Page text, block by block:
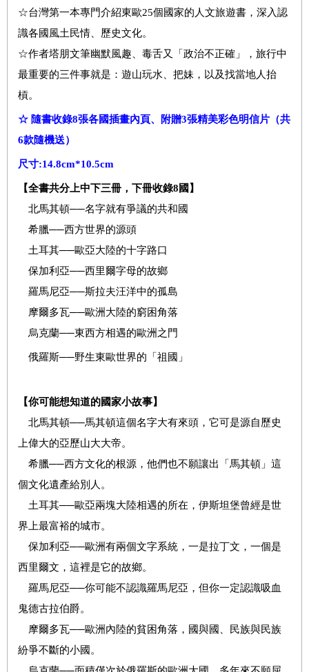
☆台灣第一本專門介紹東歐25個國家的人文旅遊書，深入認
識各國風土民情、歷史文化。
☆作者塔朋文筆幽默風趣、毒舌又「政治不正確」，旅行中
最重要的三件事就是：遊山玩水、把妹，以及找當地人抬
槓。
☆ 隨書收錄8張各國插畫內頁、附贈3張精美彩色明信片（共
6款隨機送）
尺寸:14.8cm*10.5cm
【全書共分上中下三冊，下冊收錄8國 】
北馬其頓──名字就有爭議的共和國
希臘──西方世界的源頭
土耳其──歐亞大陸的十字路口
保加利亞──西里爾字母的故鄉
羅馬尼亞──斯拉夫汪洋中的孤島
摩爾多瓦──歐洲大陸的窮困角落
烏克蘭──東西方相遇的歐洲之門
俄羅斯──野生東歐世界的「祖國」
【你可能想知道的國家小故事】
北馬其頓──馬其頓這個名字大有來頭，它可是源自歷史
上偉大的亞歷山大大帝。
希臘──西方文化的根源，他們也不願讓出「馬其頓」這
個文化遺產給別人。
土耳其──歐亞兩塊大陸相遇的所在，伊斯坦堡曾經是世
界上最富裕的城市。
保加利亞──歐洲有兩個文字系統，一是拉丁文，一個是
西里爾文，這裡是它的故鄉。
羅馬尼亞──你可能不認識羅馬尼亞，但你一定認識吸血
鬼德古拉伯爵。
摩爾多瓦──歐洲內陸的貧困角落，國與國、民族與民族
紛爭不斷的小國。